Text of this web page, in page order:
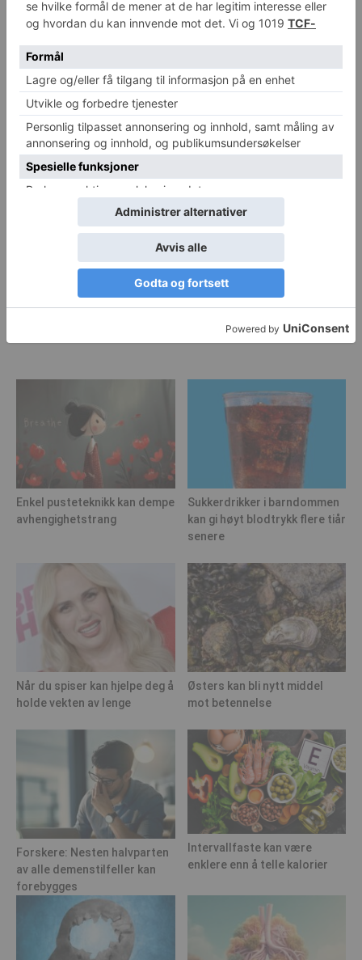
RELATERTE ARTIKLER MER FRA FORFATTER
Enkel pusteteknikk kan dempe
avhengighetstrang
Østers kan bli nytt middel mot
betennelse
Forskere: Nesten halvparten av alle
demenstilfeller kan forebygges
Enkel pusteteknikk kan dempe
avhengighetstrang
Sukkerdrikker i barndommen
kan gi høyt blodtrykk flere tiår
senere
Når du spiser kan hjelpe deg å
holde vekten av lenge
Østers kan bli nytt middel
mot betennelse
Forskere: Nesten halvparten
av alle demenstilfeller kan
forebygges
Intervallfaste kan være
enklere enn å telle kalorier